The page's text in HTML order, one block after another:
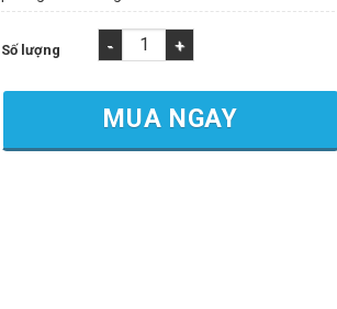
3CE Bất Ngờ Tung Ra BST Son Kem Lì Đốn
MUA NGAY